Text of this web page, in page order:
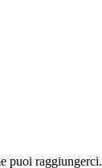
puoi raggiungerci.